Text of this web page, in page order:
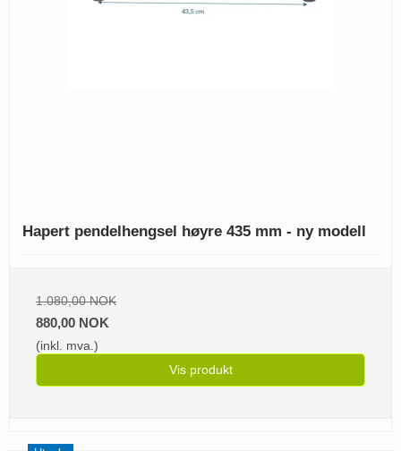
Hapert pendelhengsel høyre 435 mm - ny modell
1.080,00 NOK
880,00 NOK
(inkl. mva.)
Vis produkt